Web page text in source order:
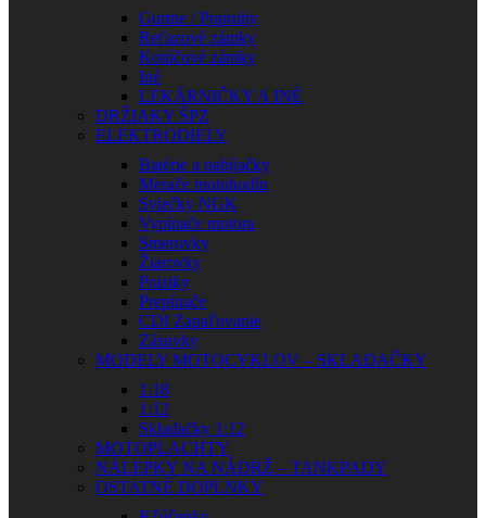
Gurtne / Popruhy
Reťazové zámky
Kotúčové zámky
Iné
LEKÁRNIČKY A INÉ
DRŽIAKY ŠPZ
ELEKTRODIELY
Batérie a nabíjačky
Merače motohodín
Sviečky NGK
Vypínače motora
Smerovky
Žiarovky
Poistky
Prepínače
CDI Zapaľovanie
Zásuvky
MODELY MOTOCYKLOV – SKLADAČKY
1:18
1:12
Skladačky 1:12
MOTOPLACHTY
NÁLEPKY NA NÁDRŽ – TANKPADY
OSTATNÉ DOPLNKY